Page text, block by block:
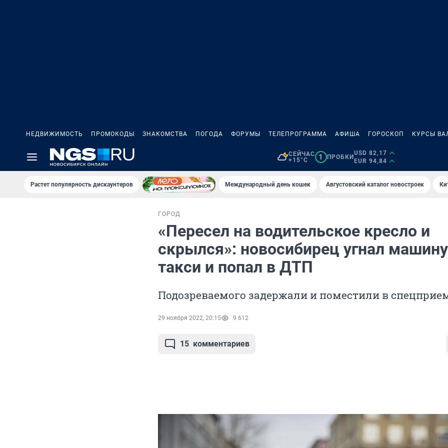
НЕДВИЖИМОСТЬ ПРОМОКОДЫ ЗНАКОМСТВА ПОГОДА ФОРУМЫ ТЕЛЕПРОГРАММА АФИША ГОРОСКОП КУРСЫ
СЕЙЧАС
+15°C
1 ПРОБКИ
USD 82,17
EUR 94,84
Растет популярность дискаунтеров Международный день кошек Августовский каталог новостроек
ГОРОД
«Пересел на водительское кресло и
скрылся»: новосибирец угнал машину
такси и попал в ДТП
Подозреваемого задержали и поместили в
29 ноября 2022, 20:15 9 612
15 комментариев